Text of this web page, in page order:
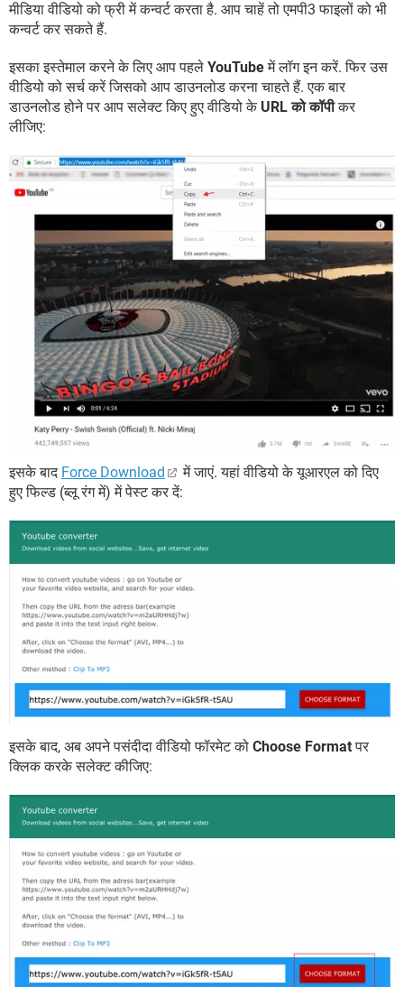
मीडिया वीडियो को फ्री में कन्वर्ट करता है. आप चाहें तो एमपी3 फाइलों को भी
कन्वर्ट कर सकते हैं.
इसका इस्तेमाल करने के लिए आप पहले YouTubeमें लॉग इन करें. फिर उस
वीडियो को सर्च करें जिसको आप डाउनलोड करना चाहते हैं. एक बार
डाउनलोड होने पर आप सलेक्ट किए हुए वीडियो के URL को कॉपीकर
लीजिए:
इसके बाद Force Download
में जाएं. यहां वीडियो के यूआरएल को दिए
हुए फिल्ड (ब्लू रंग में) में पेस्ट कर दें:
इसके बाद, अब अपने पसंदीदा वीडियो फॉरमेट को Choose Formatपर
क्लिक करके सलेक्ट कीजिए: